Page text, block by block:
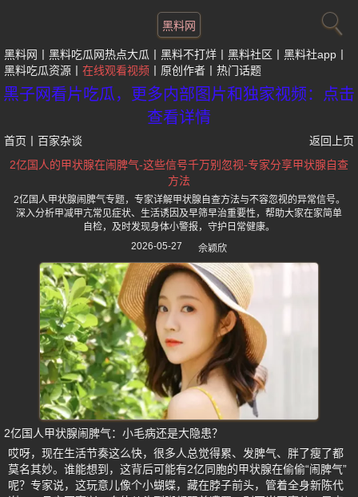
黑料网
黑料网 黑料吃瓜网热点大瓜 黑料不打烊 黑料社区
黑料社app
黑料吃瓜资源
在线观看视频 原创作者 热门话题
黑子网看片吃瓜，更多内部图片和独家视频：点击
查看详情
首页 百家杂谈
返回上页
2亿国人的甲状腺在闹脾气-这些信号千万别忽视-专家分享甲状腺自查
方法
2亿国人甲状腺闹脾气专题，专家详解甲状腺自查方法与不容忽视的异常信号。
深入分析甲减甲亢常见症状、生活诱因及早筛早治重要性，帮助大家在家简单
自检，及时发现身体小警报，守护日常健康。
2026-05-27
佘颖欣
2亿国人甲状腺闹脾气：小毛病还是大隐患？
哎呀，现在生活节奏这么快，很多人总觉得累、发脾气、胖了瘦了都
莫名其妙。谁能想到，这背后可能有2亿同胞的甲状腺在偷偷“闹脾气”
呢？专家说，这玩意儿像个小蝴蝶，藏在脖子前头，管着全身新陈代